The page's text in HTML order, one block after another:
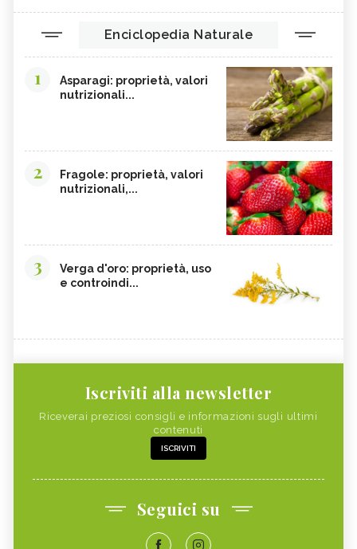
Enciclopedia Naturale
1
Asparagi: proprietà, valori
nutrizionali...
2
Fragole: proprietà, valori
nutrizionali,...
3
Verga d'oro: proprietà, uso
e controindi...
Iscriviti alla newsletter
Riceverai preziosi consigli e informazioni sugli ultimi
contenuti
ISCRIVITI
Seguici su